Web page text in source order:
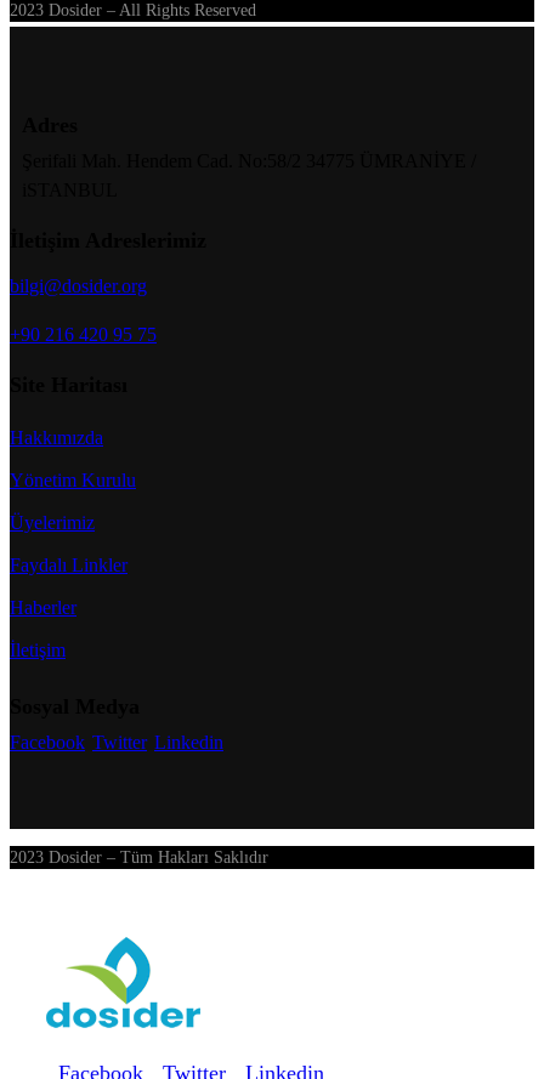
2023 Dosider – All Rights Reserved
bilgi@dosider.org
+90 216 420 95 75
Hakkımızda
Yönetim Kurulu
Üyelerimiz
Faydalı Linkler
Haberler
İletişim
Facebook Twitter Linkedin
2023 Dosider – Tüm Hakları Saklıdır
Facebook Twitter Linkedin